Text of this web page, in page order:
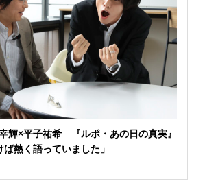
輝×平子祐希 『ルポ・あの日の真実』
熱く語っていました」